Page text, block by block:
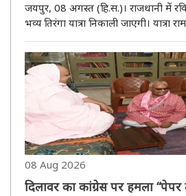
जयपुर, 08 अगस्त (हि.स.)। राजधानी में
भव्य तिरंगा यात्रा निकाली जाएगी। यात्रा
हॉल के सामने से रवाना होकर रामनिवास
गेट होते हुए बड़ी चौपड़ पहुंचेगी। यहां
08 Aug 2026
दिलावर का कांग्रेस पर हमला